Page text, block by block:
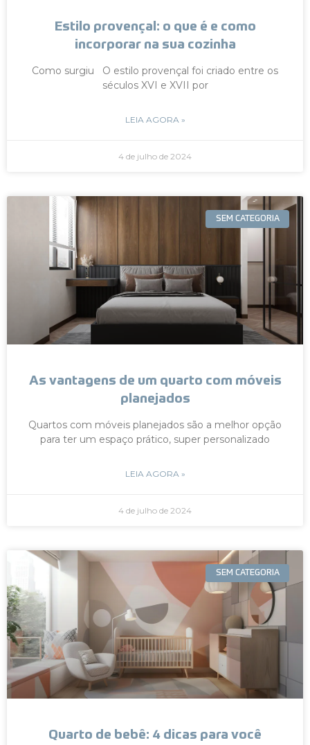
Estilo provençal: o que é e como
incorporar na sua cozinha
Como surgiu O estilo provençal foi criado entre os
séculos XVI e XVII por
LEIA AGORA »
4 de julho de 2024
SEM CATEGORIA
As vantagens de um quarto com móveis
planejados
Quartos com móveis planejados são a melhor opção
para ter um espaço prático, super personalizado
LEIA AGORA »
4 de julho de 2024
SEM CATEGORIA
Quarto de bebê: 4 dicas para você